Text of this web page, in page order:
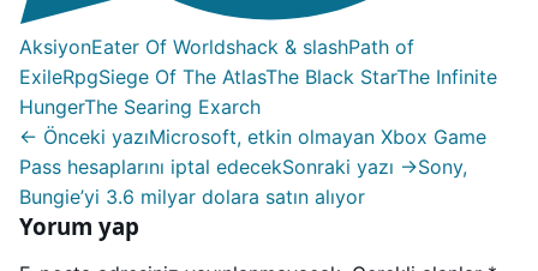
AksiyonEater Of Worldshack & slashPath of
ExileRpgSiege Of The AtlasThe Black StarThe Infinite
HungerThe Searing Exarch
← Önceki yazıMicrosoft, etkin olmayan Xbox Game
Pass hesaplarını iptal edecekSonraki yazı →Sony,
Bungie’yi 3.6 milyar dolara satın alıyor
Yorum yap